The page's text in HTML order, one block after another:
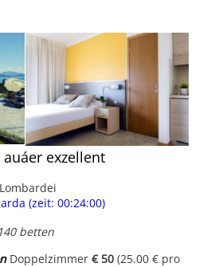
exzellent
(zeit: 00:24:00)
betten
Doppelzimmer€ 50 (25.00 € pro